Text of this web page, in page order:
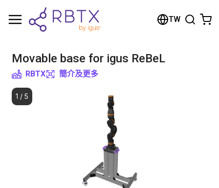
TW
Movable base for igus ReBeL
RBTX 簡介及更多
1 / 5
Shopping Cart
Browse the shop